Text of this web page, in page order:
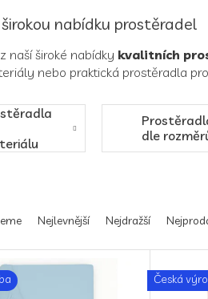
nabídku prostěradel
naší široké nabídky kvalitních
nebo praktická prostěradla
dle
Nejlevnější Nejdražší
Česká